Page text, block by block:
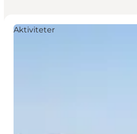
Aktiviteter